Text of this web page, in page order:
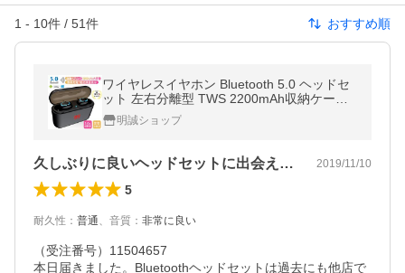
1 - 10件 / 51件 おすすめ順
ワイヤレスイヤホン Bluetooth 5.0 ヘッドセ
ット 左右分離型 TWS 2200mAh収納ケース
ノイズキャンセリング 両耳 防水 マイク 運動
【PL保険加入済み製品・安心】
明誠ショップ
久しぶりに良いヘッドセットに出会えました 2019/11/10
5
耐久性 ： 普通、 音質 ： 非常に良い
（受注番号）11504657
本日届きました。Bluetoothヘッドセットは過去にも他店で